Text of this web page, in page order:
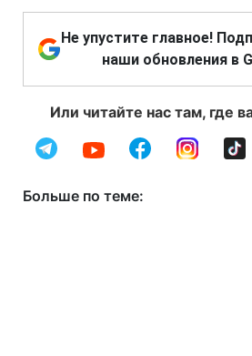
Не упустите главное!
наши обновления в
Или читайте нас там, где
Больше по теме: